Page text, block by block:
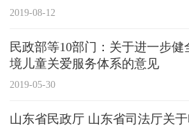
2019-08-12
民政部等10部门：关于进一步健
境儿童关爱服务体系的意见
2019-05-30
山东省民政厅 山东省司法厅关